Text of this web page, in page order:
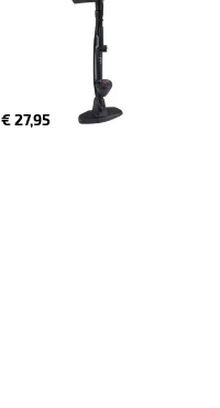
€ 27,95